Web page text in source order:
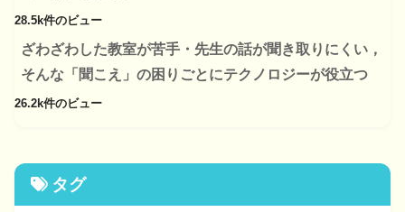
28.5k件のビュー
ざわざわした教室が苦手・先生の話が聞き取りにくい，
そんな「聞こえ」の困りごとにテクノロジーが役立つ
26.2k件のビュー
タグ